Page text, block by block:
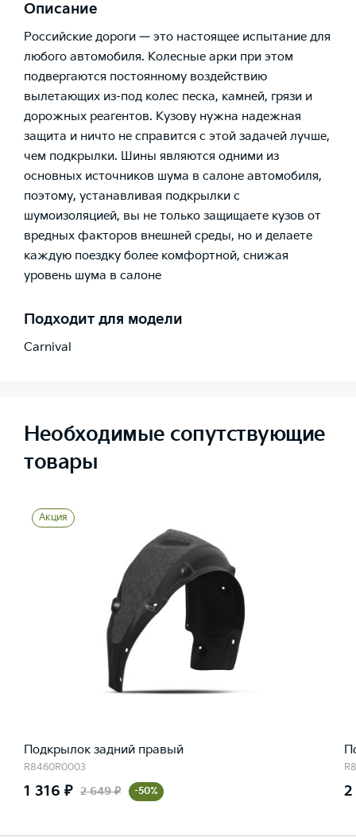
Описание
Российские дороги — это настоящее испытание для
любого автомобиля. Колесные арки при этом
подвергаются постоянному воздействию
вылетающих из-под колес песка, камней, грязи и
дорожных реагентов. Кузову нужна надежная
защита и ничто не справится с этой задачей лучше,
чем подкрылки. Шины являются одними из
основных источников шума в салоне автомобиля,
поэтому, устанавливая подкрылки с
шумоизоляцией, вы не только защищаете кузов от
вредных факторов внешней среды, но и делаете
каждую поездку более комфортной, снижая
уровень шума в салоне
Подходит для модели
Carnival
Необходимые сопутствующие
товары
Акция
Подкрылок задний правый
R8460R0003
1 316 ₽ 2 649 ₽ -50% 2